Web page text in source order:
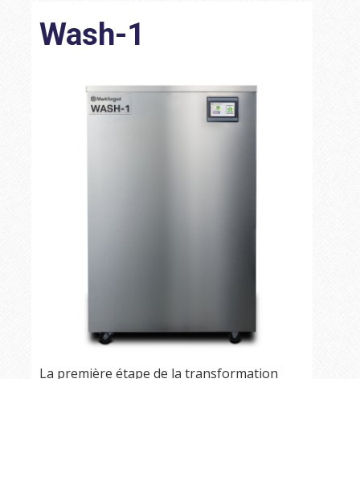
Wash-1
La première étape de la transformation